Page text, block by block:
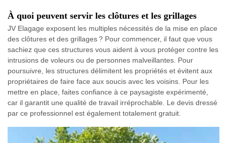
À quoi peuvent servir les clôtures et les grillages
JV Elagage exposent les multiples nécessités de la mise en place
des clôtures et des grillages ? Pour commencer, il faut que vous
sachiez que ces structures vous aident à vous protéger contre les
intrusions de voleurs ou de personnes malveillantes. Pour
poursuivre, les structures délimitent les propriétés et évitent aux
propriétaires de faire face aux soucis avec les voisins. Pour les
mettre en place, faites confiance à ce paysagiste expérimenté,
car il garantit une qualité de travail irréprochable. Le devis dressé
par ce professionnel est également totalement gratuit.